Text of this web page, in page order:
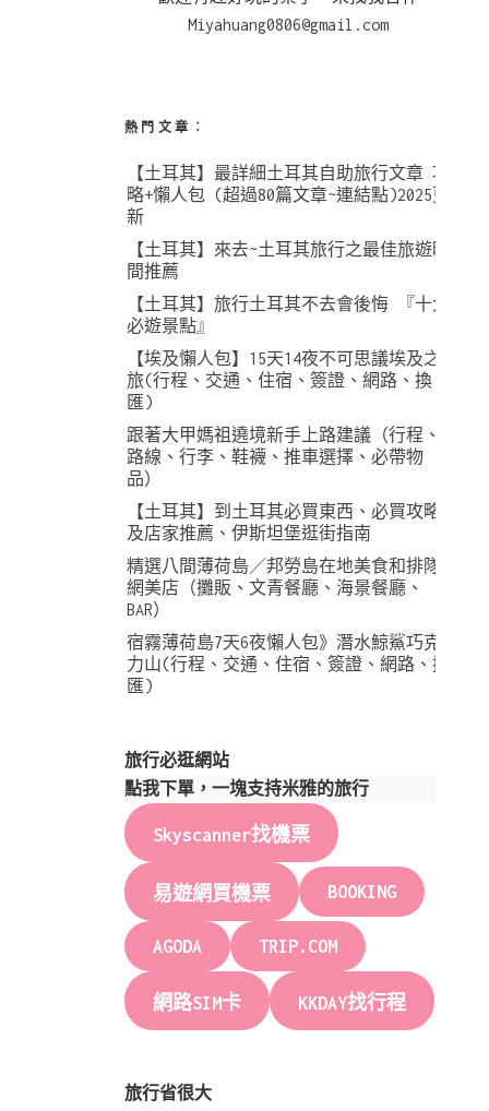
Miyahuang0806@gmail.com
熱門文章︰
【土耳其】最詳細土耳其自助旅行文章 攻
略+懶人包 (超過80篇文章~連結點)2025更
新
【土耳其】來去~土耳其旅行之最佳旅遊時
間推薦
【土耳其】旅行土耳其不去會後悔 『十大
必遊景點』
【埃及懶人包】15天14夜不可思議埃及之
旅(行程、交通、住宿、簽證、網路、換
匯)
跟著大甲媽祖遶境新手上路建議（行程、
路線、行李、鞋襪、推車選擇、必帶物
品）
【土耳其】到土耳其必買東西、必買攻略
及店家推薦、伊斯坦堡逛街指南
精選八間薄荷島／邦勞島在地美食和排隊
網美店（攤販、文青餐廳、海景餐廳、
BAR）
宿霧薄荷島7天6夜懶人包》潛水鯨鯊巧克
力山(行程、交通、住宿、簽證、網路、換
匯)
旅行必逛網站
點我下單，一塊支持米雅的旅行
Skyscanner找機票
易遊網買機票 BOOKING
AGODA TRIP.COM
網路SIM卡 KKDAY找行程
旅行省很大